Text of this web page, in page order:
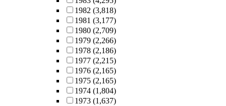
1982 (3,818)
1981 (3,177)
1980 (2,709)
1979 (2,266)
1978 (2,186)
1977 (2,215)
1976 (2,165)
1975 (2,165)
1974 (1,804)
1973 (1,637)